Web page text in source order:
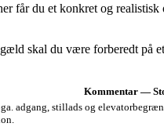
får du et konkret og
skal du være forberedt på
Kommentar —
adgang, stillads og